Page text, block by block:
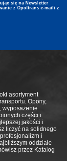
asortyment
Opony,
wyposażenie
części i
jakości i
liczyć na solidnego
i
oddziale
przez Katalog
się na Newsletter
z Opoltrans e-maili z